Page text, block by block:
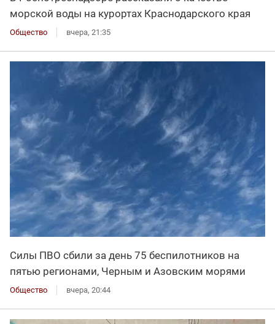
морской воды на курортах Краснодарского края
Общество вчера, 21:35
Силы ПВО сбили за день 75 беспилотников на
пятью регионами, Черным и Азовским морями
Общество вчера, 20:44